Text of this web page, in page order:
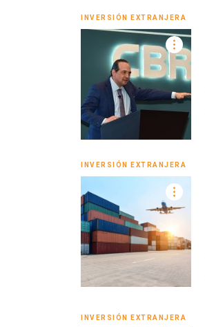
INVERSIÓN EXTRANJERA
INVERSIÓN EXTRANJERA
INVERSIÓN EXTRANJERA